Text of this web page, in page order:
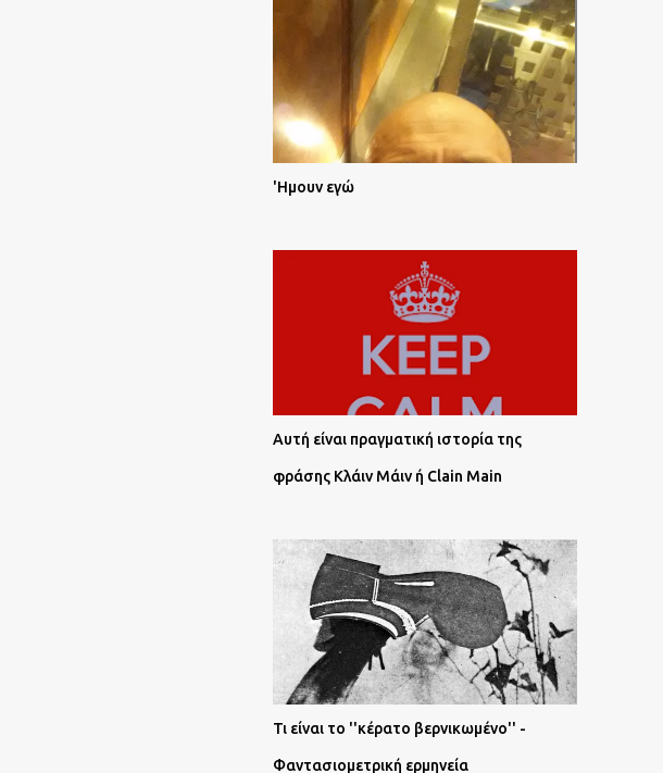
'Ημουν εγώ
Αυτή είναι πραγματική ιστορία της
φράσης Κλάιν Μάιν ή Clain Main
Τι είναι το ''κέρατο βερνικωμένο'' -
Φαντασιομετρική ερμηνεία